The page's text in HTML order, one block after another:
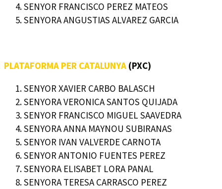
SENYOR FRANCISCO PEREZ MATEOS
SENYORA ANGUSTIAS ALVAREZ GARCIA
PLATAFORMA PER CATALUNYA (PXC)
SENYOR XAVIER CARBO BALASCH
SENYORA VERONICA SANTOS QUIJADA
SENYOR FRANCISCO MIGUEL SAAVEDRA
SENYORA ANNA MAYNOU SUBIRANAS
SENYOR IVAN VALVERDE CARNOTA
SENYOR ANTONIO FUENTES PEREZ
SENYORA ELISABET LORA PANAL
SENYORA TERESA CARRASCO PEREZ